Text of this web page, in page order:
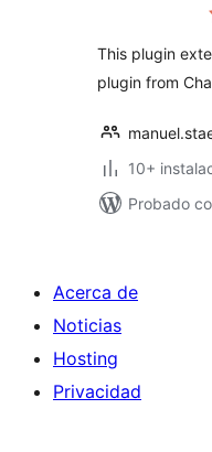
This plugin
plugin from
10+
Probado
Acerca de
Noticias
Hosting
Privacidad